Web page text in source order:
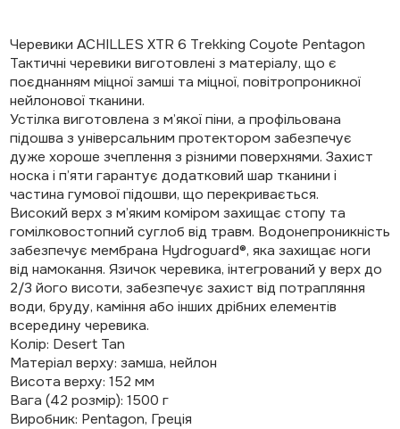
Черевики ACHILLES XTR 6 Trekking Coyote Pentagon
Тактичні черевики виготовлені з матеріалу, що є
поєднанням міцної замші та міцної, повітропроникної
нейлонової тканини.
Устілка виготовлена з м’якої піни, а профільована
підошва з універсальним протектором забезпечує
дуже хороше зчеплення з різними поверхнями. Захист
носка і п’яти гарантує додатковий шар тканини і
частина гумової підошви, що перекривається.
Високий верх з м’яким коміром захищає стопу та
гомілковостопний суглоб від травм. Водонепроникність
забезпечує мембрана Hydroguard®, яка захищає ноги
від намокання. Язичок черевика, інтегрований у верх до
2/3 його висоти, забезпечує захист від потрапляння
води, бруду, каміння або інших дрібних елементів
всередину черевика.
Колір: Desert Tan
Матеріал верху: замша, нейлон
Висота верху: 152 мм
Вага (42 розмір): 1500 г
Виробник: Pentagon, Греція